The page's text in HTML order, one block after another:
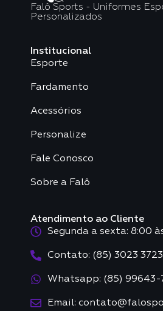
Falô Sports - Uniformes
Personalizados
Institucional
Esporte
Fardamento
Acessórios
Personalize
Fale Conosco
Sobre a Falô
Atendimento ao Cliente
Segunda a sexta: 8:00
Contato: (85) 3023 3723
Whatsapp: (85) 99643-
Email: